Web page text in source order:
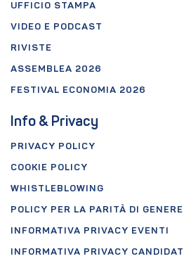
UFFICIO STAMPA
VIDEO E PODCAST
RIVISTE
ASSEMBLEA 2026
FESTIVAL ECONOMIA 2026
Info & Privacy
PRIVACY POLICY
COOKIE POLICY
WHISTLEBLOWING
POLICY PER LA PARITÀ DI GENERE
INFORMATIVA PRIVACY EVENTI
INFORMATIVA PRIVACY CANDIDATI